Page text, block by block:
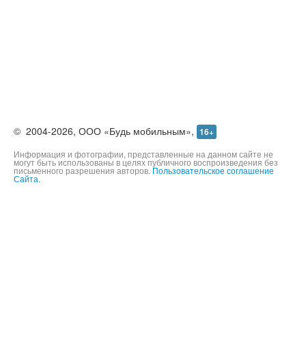
© 2004-2026, ООО «Будь мобильным», 16+
Информация и фотографии, представленные на данном сайте не
могут быть использованы в целях публичного воспроизведения без
письменного разрешения авторов. Пользовательское соглашение
Сайта.